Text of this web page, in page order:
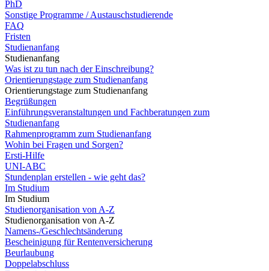
PhD
Sonstige Programme / Austauschstudierende
FAQ
Fristen
Studienanfang
Studienanfang
Was ist zu tun nach der Einschreibung?
Orientierungstage zum Studienanfang
Orientierungstage zum Studienanfang
Begrüßungen
Einführungsveranstaltungen und Fachberatungen zum
Studienanfang
Rahmenprogramm zum Studienanfang
Wohin bei Fragen und Sorgen?
Ersti-Hilfe
UNI-ABC
Stundenplan erstellen - wie geht das?
Im Studium
Im Studium
Studienorganisation von A-Z
Studienorganisation von A-Z
Namens-/Geschlechtsänderung
Bescheinigung für Rentenversicherung
Beurlaubung
Doppelabschluss